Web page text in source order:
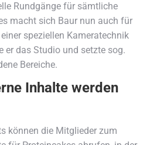
Rundgänge für sämtliche
macht sich Baur nun auch für
speziellen Kameratechnik
er das Studio und setzte sog.
Bereiche.
Inhalte werden
können die Mitglieder zum